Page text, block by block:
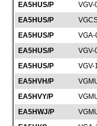
EA5HUS/P
VGV-
EA5HUS/P
EA5HUS/P
EA5HUS/P
VGV-
EA5HUS/P
VGV-
EA5HVH/P
EA5HVY/P
EA5HWJ/P